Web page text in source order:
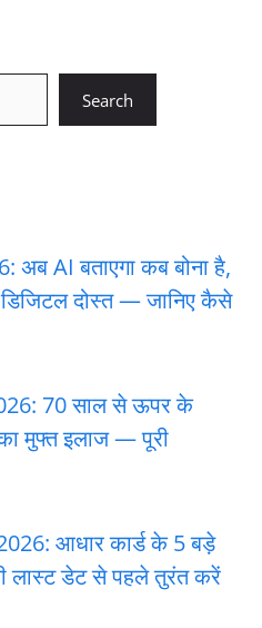
Search
AI बताएगा कब बोना है,
दोस्त — जानिए कैसे
70 साल से ऊपर के
मुफ्त इलाज — पूरी
आधार कार्ड के 5 बड़े
लास्ट डेट से पहले तुरंत करें